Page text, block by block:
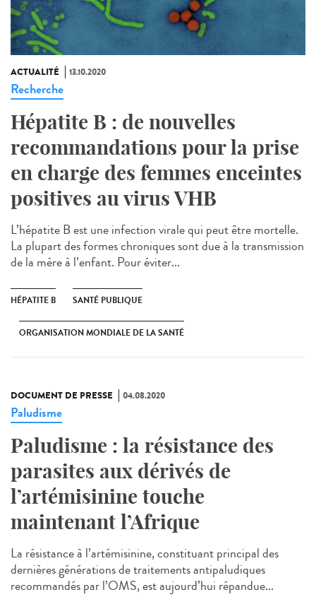
ACTUALITÉ 13.10.2020
Recherche
Hépatite B : de nouvelles
recommandations pour la prise
en charge des femmes enceintes
positives au virus VHB
L’hépatite B est une infection virale qui peut être mortelle.
La plupart des formes chroniques sont due à la transmission
de la mère à l’enfant. Pour éviter...
HÉPATITE B SANTÉ PUBLIQUE
ORGANISATION MONDIALE DE LA SANTÉ
DOCUMENT DE PRESSE 04.08.2020
Paludisme
Paludisme : la résistance des
parasites aux dérivés de
l’artémisinine touche
maintenant l’Afrique
La résistance à l’artémisinine, constituant principal des
dernières générations de traitements antipaludiques
recommandés par l’OMS, est aujourd’hui répandue...